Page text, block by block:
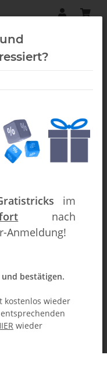
im
nach
Anmeldung!
bestätigen.
kostenlos wieder
wieder